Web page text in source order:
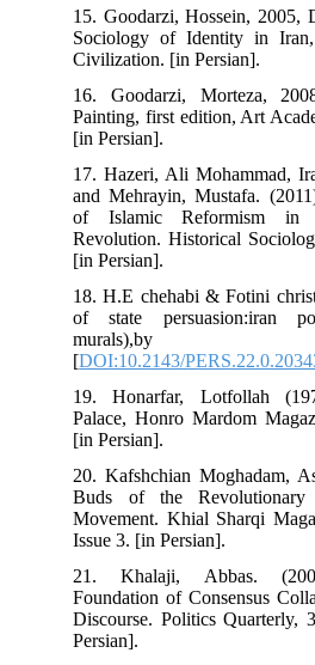
15. Goodarzi,
Sociology of
Civilization. [in
16. Goodarzi,
Painting, first edition,
[in Persian].
17. Hazeri, Ali
and Mehrayin,
of Islamic
Revolution. Historical
[in Persian].
18. H.E chehabi &
of state
[DOI:10.2143/
19. Honarfar,
Palace, Honro
[in Persian].
20. Kafshchian
Buds of the
Movement. Khial
Issue 3. [in Persian].
21. Khalaji,
Foundation of
Discourse. Politics